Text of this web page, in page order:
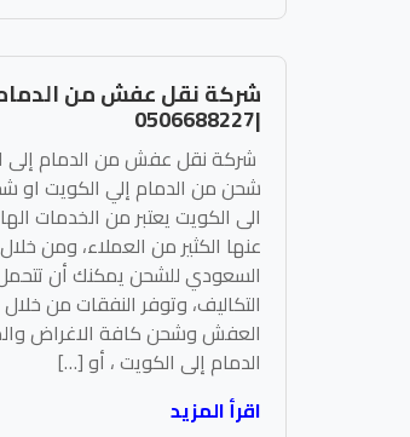
شركة نقل عفش من
|0506688227
شركة نقل عفش من الدمام إلى
شحن من الدمام إلي الكويت او
الى الكويت يعتبر من الخدمات
عنها الكثير من العملاء، ومن
السعودي للشحن يمكنك أن
التكاليف، وتوفر النفقات من خلال
العفش وشحن كافة الاغراض
الدمام إلى الكويت ، أو […]
اقرأ المزيد